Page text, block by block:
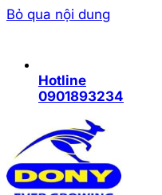
Bỏ qua nội dung
Hotline
0901893234